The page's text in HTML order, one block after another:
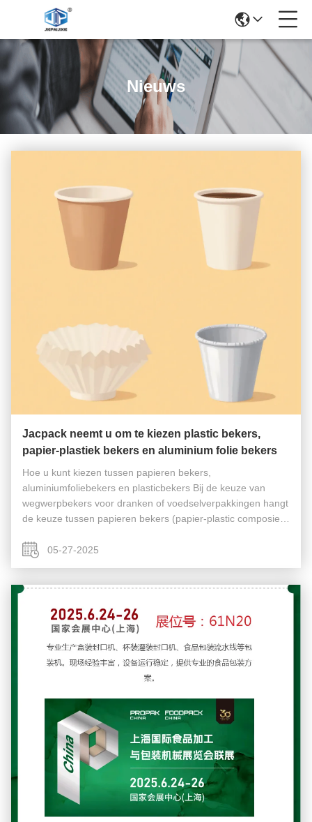
Nieuws
Jacpack neemt u om te kiezen plastic bekers,
papier-plastiek bekers en aluminium folie bekers
Hoe u kunt kiezen tussen papieren bekers,
aluminiumfoliebekers en plasticbekers Bij de keuze van
wegwerpbekers voor dranken of voedselverpakkingen hangt
de keuze tussen papieren bekers (papier-plastic composiet),
functionaliteit,milieueffe...
05-27-2025